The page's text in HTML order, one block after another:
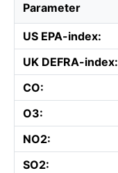
Parameter
US EPA-index:
UK DEFRA-index:
CO:
O3:
NO2:
SO2: